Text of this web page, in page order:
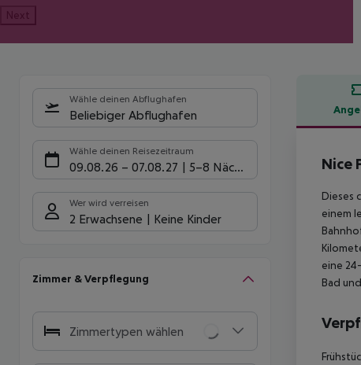
Next
Wähle deinen Abflughafen
Beliebiger Abflughafen
Wähle deinen Reisezeitraum
09.08.26 – 07.08.27 5-8 Nächte
Wer wird verreisen
2 Erwachsene Keine Kinder
Zimmer & Verpflegung
Zimmertypen wählen
Nice
Dieses
einem
eine
Bad